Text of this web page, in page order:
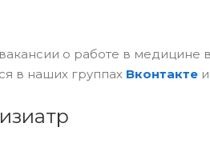
о работе в медицине
в наших группах Вконтактеи